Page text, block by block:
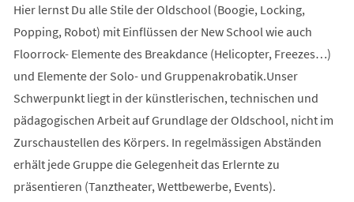
Hier lernst Du alle Stile der Oldschool (Boogie, Locking,
Popping, Robot) mit Einflüssen der New School wie auch
Floorrock- Elemente des Breakdance (Helicopter, Freezes…)
und Elemente der Solo- und Gruppenakrobatik.Unser
Schwerpunkt liegt in der künstlerischen, technischen und
pädagogischen Arbeit auf Grundlage der Oldschool, nicht im
Zurschaustellen des Körpers. In regelmässigen Abständen
erhält jede Gruppe die Gelegenheit das Erlernte zu
präsentieren (Tanztheater, Wettbewerbe, Events).